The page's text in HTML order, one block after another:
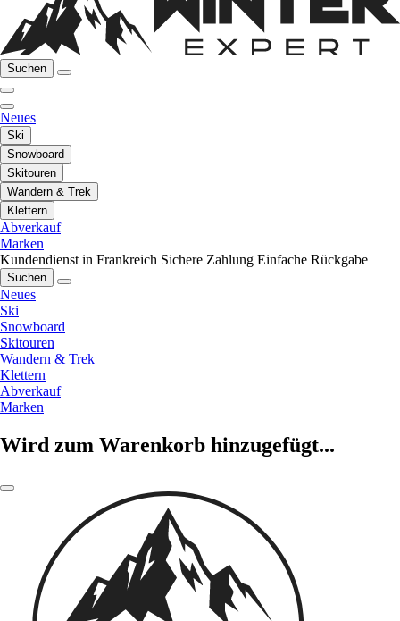
Suchen
Neues
Ski
Snowboard
Skitouren
Wandern & Trek
Klettern
Abverkauf
Marken
Kundendienst in Frankreich Sichere Zahlung Einfache Rückgabe
Suchen
Neues
Ski
Snowboard
Skitouren
Wandern & Trek
Klettern
Abverkauf
Marken
Wird zum Warenkorb hinzugefügt...